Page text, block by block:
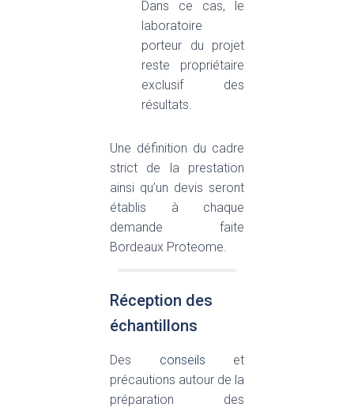
Dans ce cas, le
laboratoire
porteur du projet
reste propriétaire
exclusif des
résultats.
Une définition du cadre
strict de la prestation
ainsi qu’un devis seront
établis à chaque
demande faite
Bordeaux Proteome.
Réception des
échantillons
Des conseils et
précautions autour de la
préparation des